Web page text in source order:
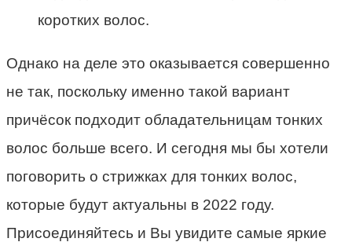
коротких волос.
Однако на деле это оказывается совершенно
не так, поскольку именно такой вариант
причёсок подходит обладательницам тонких
волос больше всего. И сегодня мы бы хотели
поговорить о стрижках для тонких волос,
которые будут актуальны в 2022 году.
Присоединяйтесь и Вы увидите самые яркие